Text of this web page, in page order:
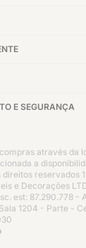
E SEGURANÇA
através da
a
direitos reservados
e Decorações
est: 87.290.778 -
1204 - Parte -